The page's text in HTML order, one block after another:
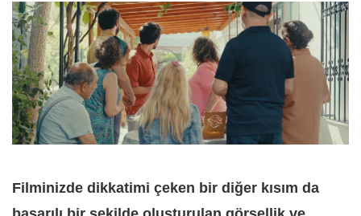
Filminizde dikkatimi çeken bir diğer kısım da